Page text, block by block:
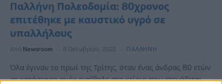
Παλλήνη Πολεοδομία: 80χρονος
επιτέθηκε με καυστικό υγρό σε
υπαλλήλους
Από Newsroom 6 Οκτωβρίου, 2022 ΠΑΛΛΗΝΗ
Όλα έγιναν το πρωί της Τρίτης, όταν ένας άνδρας 80 ετών
σε κατάσταση αμόκ εισέβαλε στο κτίριο που στεγάζεται…